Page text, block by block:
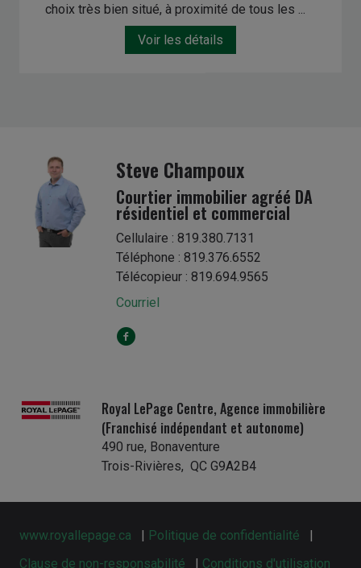
choix très bien situé, à proximité de tous les ...
Voir les détails
Steve Champoux
Courtier immobilier agréé DA
résidentiel et commercial
Cellulaire : 819.380.7131
Téléphone : 819.376.6552
Télécopieur : 819.694.9565
Courriel
Royal LePage Centre, Agence immobilière
(Franchisé indépendant et autonome)
490 rue, Bonaventure
Trois-Rivières, QC G9A2B4
www.royallepage.ca | Politique de confidentialité
|
Clause de non-responsabilité
| Conditions d'utilisation